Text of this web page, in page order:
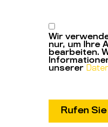
Wir
nur, um Ihre
bearbeiten.
unserer